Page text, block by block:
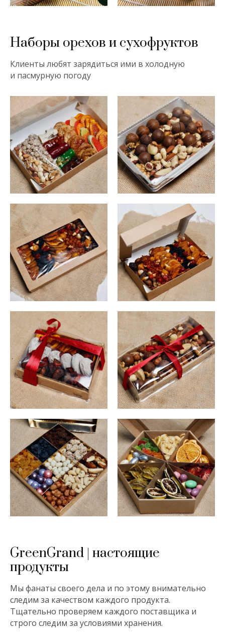
Наборы орехов и сухофруктов
Клиенты любят зарядиться ими в холодную
и пасмурную погоду
GreenGrand | настоящие
продукты
Мы фанаты своего дела и по этому внимательно
следим за качеством каждого продукта.
Тщательно проверяем каждого поставщика и
строго следим за условиями хранения.